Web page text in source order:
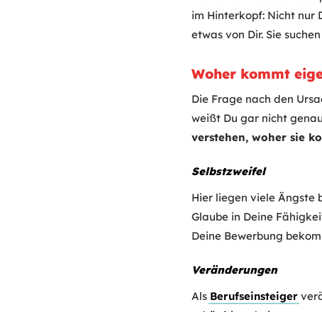
im Hinterkopf: Nicht nur
etwas von Dir. Sie
Woher kommt
Die Frage nach den
weißt Du gar nicht
verstehen, woher sie
Selbstzweifel
Hier liegen viele Ängste
Glaube in Deine
Deine Bewerbung
Veränderungen
Als Berufseinsteiger